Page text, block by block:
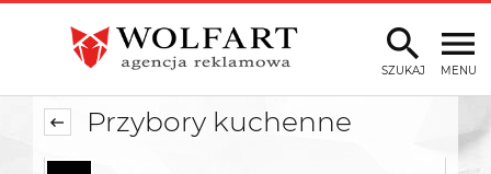
MENU
SZUKAJ
Przybory kuchenne